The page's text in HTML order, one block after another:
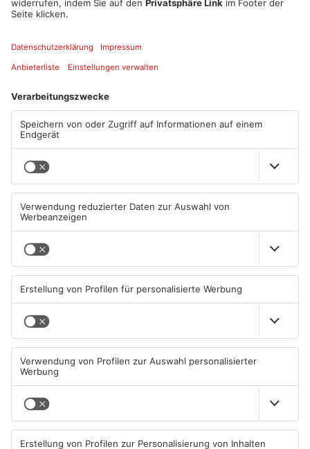
Mehr aus
Aschaffenburg
Straßensperrung in
Aschaffenburg wegen
Gasnetz-Reparatur
08.08.2026, 13:53 UHR IN
Zwei Fußgänger in
Mercedes erfasst